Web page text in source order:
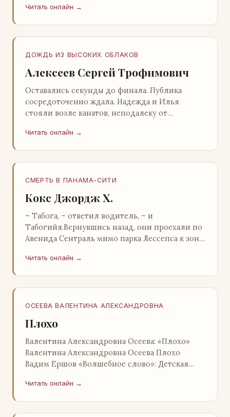
во…
Читать онлайн →
ДОЖДЬ ИЗ ВЫСОКИХ ОБЛАКОВ
Алексеев Сергей Трофимович
Оставались секунды до финала. Публика
сосредоточенно ждала. Надежда и Илья
стояли возле канатов, неподалеку от
прочей публики, …
Читать онлайн →
СМЕРТЬ В ПАНАМА-СИТИ
Кокс Джордж Х.
– Табога, – ответил водитель, – и
Табогийя.Вернувшись назад, они проехали по
Авенида Сентраль мимо парка Лессепса к зоне
отель…
Читать онлайн →
ОСЕЕВА ВАЛЕНТИНА АЛЕКСАНДРОВНА
Плохо
Валентина Александровна Осеева: «Плохо»
Валентина Александровна Осеева Плохо
Вадим Ершов «Волшебное слово»: Детская
Александровна ОСЕЕВ…
Читать онлайн →